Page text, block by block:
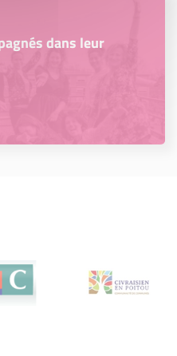
dans leur